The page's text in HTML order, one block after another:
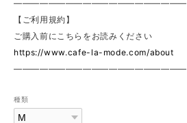
————————————————————
【ご利用規約】
ご購入前にこちらをお読みください
https://www.cafe-la-mode.com/about
————————————————————
種類